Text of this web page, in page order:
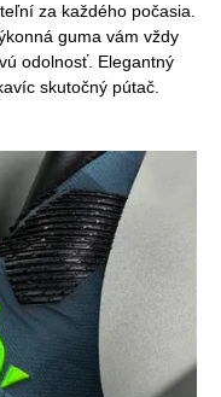
za každého počasia.
guma vám vždy
odolnosť. Elegantný
skutočný pútač.